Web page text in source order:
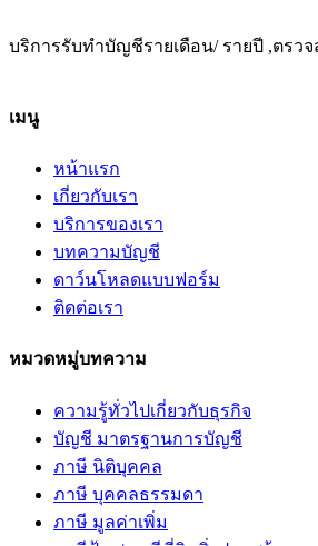
บริการรับทำบัญชีรายเดือน/ รายปี ,ตร
เมนู
หน้าแรก
เกี่ยวกับเรา
บริการของเรา
บทความบัญชี
ดาว์นโหลดแบบฟอร์ม
ติดต่อเรา
หมวดหมู่บทความ
ความรู้ทั่วไปเกี่ยวกับธุรกิจ
บัญชี มาตรฐานการบัญชี
ภาษี นิติบุคคล
ภาษี บุคคลธรรมดา
ภาษี มูลค่าเพิ่ม